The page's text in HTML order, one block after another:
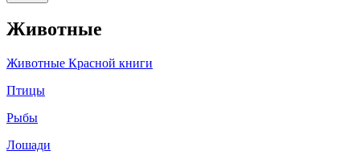
Животные
Животные Красной книги
Птицы
Рыбы
Лошади